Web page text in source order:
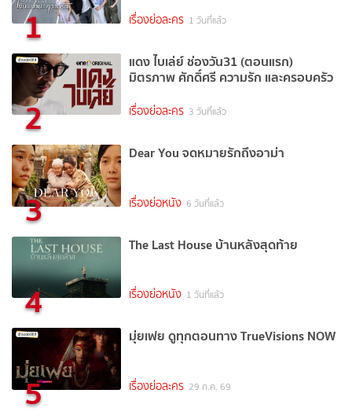
1 เรื่องย่อละคร 1 วันที่แล้ว
2
แดง ไบเล่ย์ ช่องวัน31 (ตอนแรก)
มิตรภาพ ศักดิ์ศรี ความรัก และครอบครัว
เรื่องย่อละคร 3 วันที่แล้ว
3
Dear You จดหมายรักถึงอาม่า
เรื่องย่อหนัง 6 วันที่แล้ว
4
The Last House บ้านหลังสุดท้าย
เรื่องย่อหนัง 1 วันที่แล้ว
5
มุ่ยเฟย ดูทุกตอนทาง TrueVisions NOW
เรื่องย่อละคร 29 ก.ค. 69